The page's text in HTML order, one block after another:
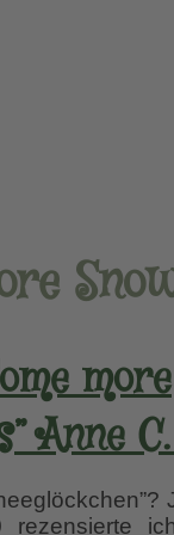
more
Anne
rezensierte